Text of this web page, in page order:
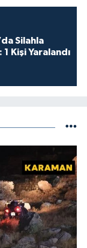
Silahla
1 Kişi Yaralandı